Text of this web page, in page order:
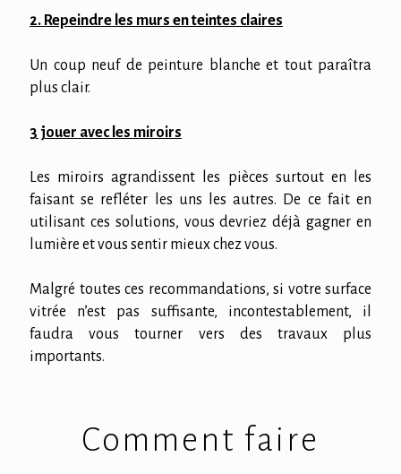
2. Repeindre les murs en teintes claires
Un coup neuf de peinture blanche et tout paraîtra
plus clair.
3 jouer avec les miroirs
Les miroirs agrandissent les pièces surtout en les
faisant se refléter les uns les autres. De ce fait en
utilisant ces solutions, vous devriez déjà gagner en
lumière et vous sentir mieux chez vous.
Malgré toutes ces recommandations, si votre surface
vitrée n’est pas suffisante, incontestablement, il
faudra vous tourner vers des travaux plus
importants.
Comment faire